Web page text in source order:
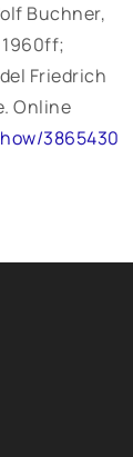
Buchner,
Friedrich
Online
3865430